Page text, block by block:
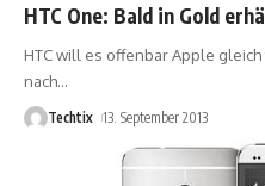
HTC One: Bald in Gold
HTC will es offenbar Apple
nach…
Techtix 13. September 2013